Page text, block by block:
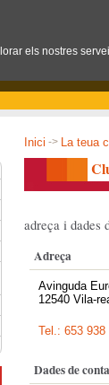
Inici -> La teua
adreça i dades
Adreça
Avinguda
12540 Vila-
Tel.: 653 938
Dades de
els nostres